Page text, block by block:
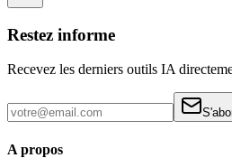
Restez informe
Recevez les derniers outils IA
A propos